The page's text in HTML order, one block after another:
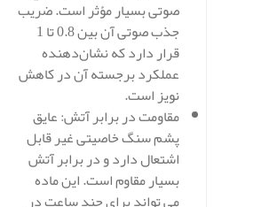
صوتی بسیار مؤثر است. ضریب
جذب صوتی آن بین 0.8 تا 1
قرار دارد که نشان‌دهنده
عملکرد برجسته آن در کاهش
نویز است.
مقاومت در برابر آتش: عایق
پشم سنگ خاصیتی غیر قابل
اشتعال دارد و در برابر آتش
بسیار مقاوم است. این ماده